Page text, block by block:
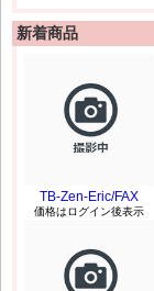
新着商品
TB-Zen-Eric/FAX
価格はログイン後表示